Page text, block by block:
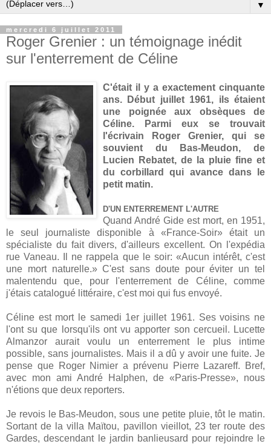
▼
mercredi 6 juillet 2011
Roger Grenier : un témoignage inédit
sur l'enterrement de Céline
C'était il y a exactement cinquante
ans. Début juillet 1961, ils étaient
une poignée aux obsèques de
Céline. Parmi eux se trouvait
l'écrivain Roger Grenier, qui se
souvient du Bas-Meudon, de
Lucien Rebatet, de la pluie fine et
du corbillard qui avance dans le
petit matin.
D'UN ENTERREMENT L'AUTRE
Quand André Gide est mort, en 1951,
le seul journaliste disponible à «France-Soir» était un
spécialiste du fait divers, d'ailleurs excellent. On l'expédia
rue Vaneau. Il ne rappela que le soir: «Aucun intérêt, c'est
une mort naturelle.» C'est sans doute pour éviter un tel
malentendu que, pour l'enterrement de Céline, comme
j'étais catalogué littéraire, c'est moi qui fus envoyé.
Céline est mort le samedi 1er juillet 1961. Ses voisins ne
l'ont su que lorsqu'ils ont vu apporter son cercueil. Lucette
Almanzor aurait voulu un enterrement le plus intime
possible, sans journalistes. Mais il a dû y avoir une fuite. Je
pense que Roger Nimier a prévenu Pierre Lazareff. Bref,
avec mon ami André Halphen, de «Paris-Presse», nous
n'étions que deux reporters.
Je revois le Bas-Meudon, sous une petite pluie, tôt le matin.
Sortant de la villa Maïtou, pavillon vieillot, 23 ter route des
Gardes, descendant le jardin banlieusard pour rejoindre le